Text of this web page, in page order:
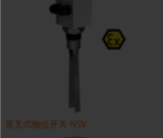
音叉式物位开关 NSV